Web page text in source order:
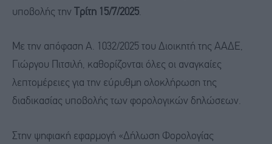
υποβολής την
Τρίτη 15/7/2025.
Με την απόφαση Α. 1032/2025 του Διοικητή της ΑΑΔΕ,
Γιώργου Πιτσιλή, καθορίζονται όλες οι αναγκαίες
λεπτομέρειες για την εύρυθμη ολοκλήρωση της
διαδικασίας υποβολής των φορολογικών δηλώσεων.
Στην ψηφιακή εφαρμογή «Δήλωση Φορολογίας